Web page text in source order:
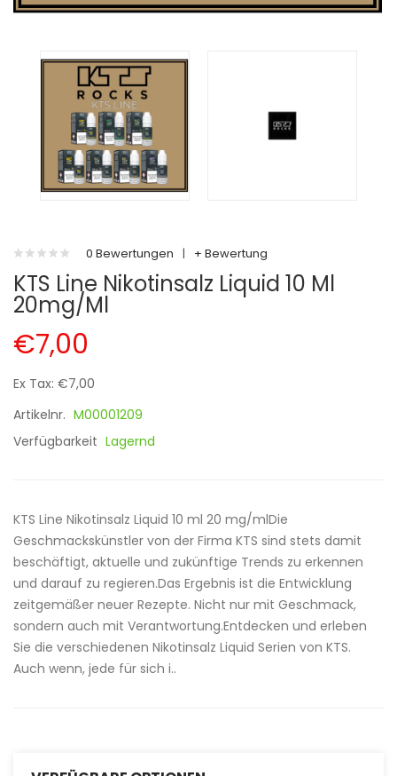
0 Bewertungen | + Bewertung
KTS Line Nikotinsalz Liquid 10 Ml
20mg/ml
€7,00
Ex Tax: €7,00
Artikelnr. M00001209
Verfügbarkeit Lagernd
KTS Line Nikotinsalz Liquid 10 ml 20 mg/mlDie
Geschmackskünstler von der Firma KTS sind stets damit
beschäftigt, aktuelle und zukünftige Trends zu erkennen
und darauf zu regieren.Das Ergebnis ist die Entwicklung
zeitgemäßer neuer Rezepte. Nicht nur mit Geschmack,
sondern auch mit Verantwortung.Entdecken und erleben
Sie die verschiedenen Nikotinsalz Liquid Serien von KTS.
Auch wenn, jede für sich i..